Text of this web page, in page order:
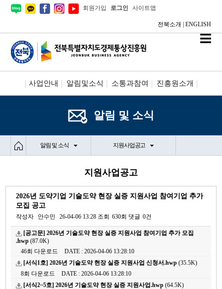
회원가입 로그인 사이트맵
전북소개 ENGLISH
사업안내 알림및소식 소통과참여 진흥원소개
알림 및 소식
알림 및 소식 지원사업공고
지원사업공고
2026년 도약기업 기술도약 현장 실증 지원사업 참여기업 추가
모집 공고
작성자 안수민 26-04-06 13:28 조회 630회 댓글 0건
[공고문] 2026년 기술도약 현장 실증 지원사업 참여기업 추가 모집
.hwp (87.0K)
46회 다운로드
DATE : 2026-04-06 13:28:10
[서식1호] 2026년 기술도약 현장 실증 지원사업 신청서.hwp (35.5K)
8회 다운로드
DATE : 2026-04-06 13:28:10
[서식2~5호] 2026년 기술도약 현장 실증 지원사업.hwp (64.5K)